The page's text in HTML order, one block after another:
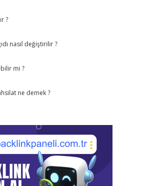
?
nasıl değiştirilir ?
mi ?
ne demek ?